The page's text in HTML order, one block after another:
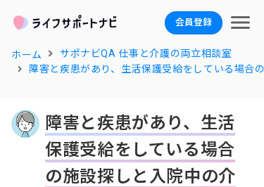
会員登録
ホーム
サポナビQA 仕事と介護の両立相談室
障害と疾患があり、生活保護受給をしている場合
障害と疾患があり、生活
保護受給をしている場合
の施設探しと入院中の介